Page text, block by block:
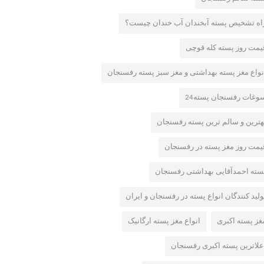
تشخیص پسته آبخندان آب خندان چیست؟
روز پسته کله قوچی
انواع مغز پسته بهداشتی و مغز سبز پسته رفسنجان
رفسنجان پسته24
و سالم ترین پسته رفسنجان
روز مغز پسته در رفسنجان
احمدآقایی بهداشتی رفسنجان
کنندگان انواع پسته در رفسنجان و ایران
پسته اکبری انواع مغز پسته ارگانیک
اعلاترین پسته اکبری رفسنجان